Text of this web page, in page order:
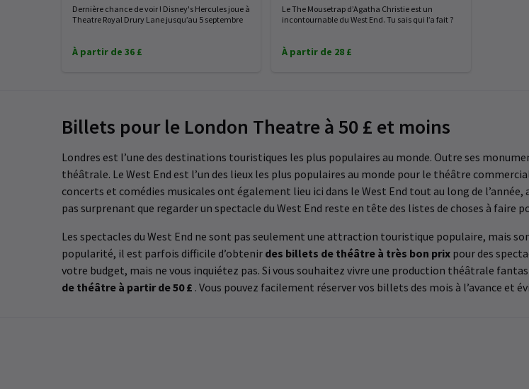
Dernière chance de voir ! Disney's Hercules joue à
Theatre Royal Drury Lane jusqu’au 5 septembre
À partir de 36 £
Le The Mousetrap d’Agatha Christie est un
incontournable du West End. Tu sais qui l’a fait ?
À partir de 28 £
Billets pour le London Theatre à 50 £ et moins
Londres est l’une des destinations touristiques les plus populaires au monde. Outre ses
théâtrale. Le West End est l’un des lieux les plus populaires au monde pour le théâtre
concerts et comédies musicales ont également lieu ici dans le West End tout au long de
pas surprenant que regarder un spectacle du West End reste en tête des listes de choses à faire
Les spectacles du West End ne sont pas seulement une attraction touristique populaire, mais
popularité, il est parfois difficile d’obtenir des billets de théâtre à très bon prix pour des
votre budget, mais ne vous inquiétez pas. Si vous souhaitez vivre une production théâtrale
de théâtre à partir de 50 £ . Vous pouvez facilement réserver vos billets des mois à l’avance et